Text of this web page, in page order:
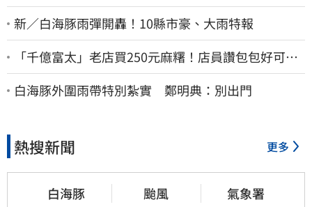
新／白海豚雨彈開轟！10縣市豪、大雨特報
「千億富太」老店買250元麻糬！店員讚包包好可
愛 笑回：我自己做的
白海豚外圍雨帶特別紮實 鄭明典：別出門
熱搜新聞 更多
白海豚 颱風 氣象署